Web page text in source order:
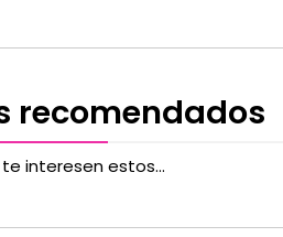
recomendados
interesen estos...